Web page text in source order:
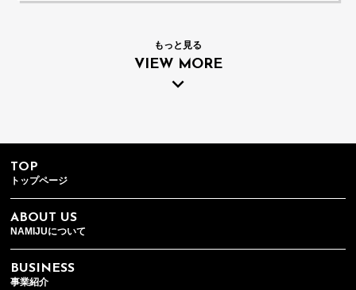
もっと見る
VIEW MORE
TOP
トップページ
ABOUT US
NAMIJUについて
BUSINESS
事業紹介